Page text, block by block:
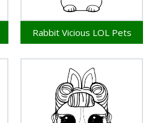
Rabbit Vicious LOL Pets